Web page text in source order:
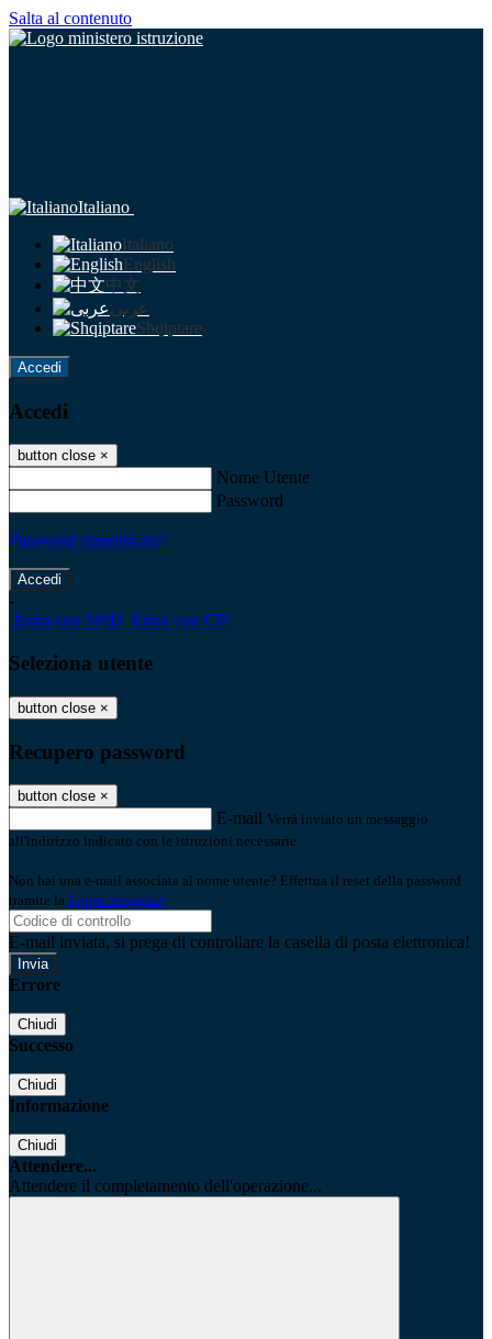
Salta al contenuto
Italiano
Italiano
English
中文
عربى
Shqiptare
Accedi
Accedi
button close ×
Nome Utente
Password
Password dimenticata?
-
Entra con SPID Entra con CIE
Seleziona utente
button close ×
Recupero password
button close ×
E-mail Verrà inviato un messaggio
all'indirizzo indicato con le istruzioni necessarie.
Non hai una e-mail associata al nome utente? Effettua il reset della password
tramite la Login Spaggiari
E-mail inviata, si prega di controllare la casella di posta elettronica!
Errore
Chiudi
Successo
Chiudi
Informazione
Chiudi
Attendere...
Attendere il completamento dell'operazione...